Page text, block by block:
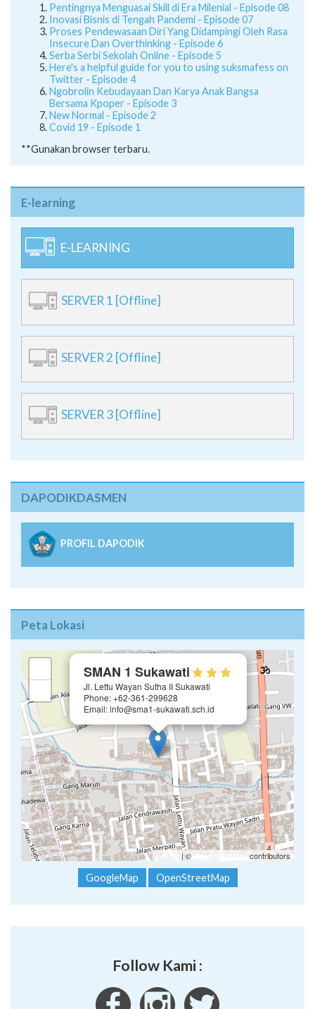
Pentingnya Menguasai Skill di Era Milenial - Episode 08
Inovasi Bisnis di Tengah Pandemi - Episode 07
Proses Pendewasaan Diri Yang Didampingi Oleh Rasa
Insecure Dan Overthinking - Episode 6
Serba Serbi Sekolah Online - Episode 5
Here's a helpful guide for you to using suksmafess on
Twitter - Episode 4
Ngobrolin Kebudayaan Dan Karya Anak Bangsa
Bersama Kpoper - Episode 3
New Normal - Episode 2
Covid 19 - Episode 1
**Gunakan browser terbaru.
E-learning
E-LEARNING
SERVER 1 [Offline]
SERVER 2 [Offline]
SERVER 3 [Offline]
DAPODIKDASMEN
PROFIL DAPODIK
Peta Lokasi
SMAN 1 Sukawati
Jl. Lettu Wayan Sutha II Sukawati
Phone: +62-361-299628
Email: info@sma1-sukawati.sch.id
Leaflet | ©OpenStreetMap contributors
GoogleMap OpenStreetMap
Follow Kami :